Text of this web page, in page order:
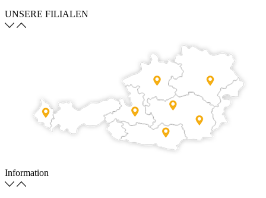
UNSERE FILIALEN
Information